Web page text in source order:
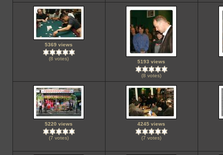
5369 views
(8 votes)
5193 views
(8 votes)
5220 views
(7 votes)
4245 views
(7 votes)